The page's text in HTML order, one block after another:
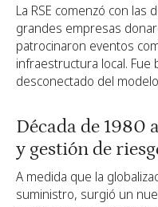
La RSE comenzó con las
grandes empresas
patrocinaron eventos
infraestructura local.
desconectado del
Década de
y gestión de
A medida que la
suministro, surgió un